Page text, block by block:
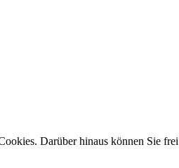
Darüber hinaus können Sie